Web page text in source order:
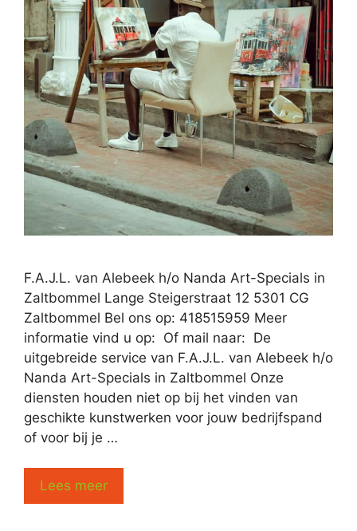
F.A.J.L. van Alebeek h/o Nanda Art-Specials in
Zaltbommel Lange Steigerstraat 12 5301 CG
Zaltbommel Bel ons op: 418515959 Meer
informatie vind u op: Of mail naar: De
uitgebreide service van F.A.J.L. van Alebeek h/o
Nanda Art-Specials in Zaltbommel Onze
diensten houden niet op bij het vinden van
geschikte kunstwerken voor jouw bedrijfspand
of voor bij je …
Lees meer